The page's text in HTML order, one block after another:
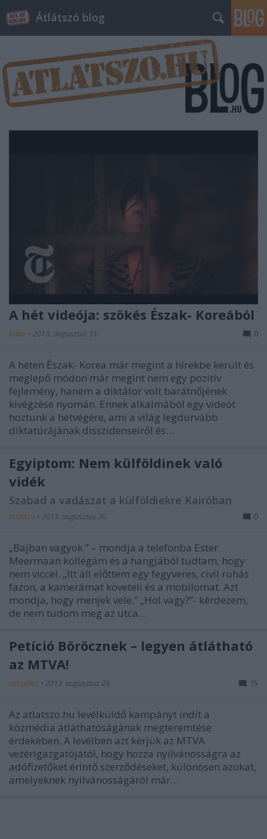
Átlátszó blog
A hét videója: szökés Észak- Koreából
halar • 2013. augusztus 31. 0
A héten Észak- Korea már megint a hírekbe került és
meglepő módon már megint nem egy pozitív
fejlemény, hanem a diktátor volt barátnőjének
kivégzése nyomán. Ennek alkalmából egy videót
hoztunk a hétvégére, ami a világ legdurvább
diktatúrájának disszidenseiről és…
Egyiptom: Nem külföldinek való
vidék
Szabad a vadászat a külföldiekre Kairóban
atlatszo • 2013. augusztus 30. 0
„Bajban vagyok.” – mondja a telefonba Ester
Meermaan kollégám és a hangjából tudtam, hogy
nem viccel. „Itt áll előttem egy fegyveres, civil ruhás
fazon, a kamerámat követeli és a mobilomat. Azt
mondja, hogy menjek vele.” „Hol vagy?”- kérdezem,
de nem tudom meg az utca…
Petíció Böröcznek – legyen átlátható
az MTVA!
asbothm • 2013. augusztus 29. 15
Az atlatszo.hu levélküldő kampányt indít a
közmédia átláthatóságának megteremtése
érdekében. A levélben azt kérjük az MTVA
vezérigazgatójától, hogy hozza nyilvánosságra az
adófizetőket érintő szerződéseket, különösen azokat,
amelyeknek nyilvánosságáról már…